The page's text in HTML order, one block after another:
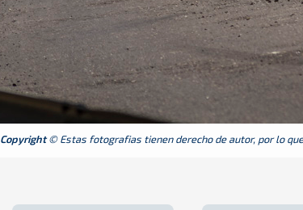
Copyright© Estas fotografias tienen derecho de autor, por lo